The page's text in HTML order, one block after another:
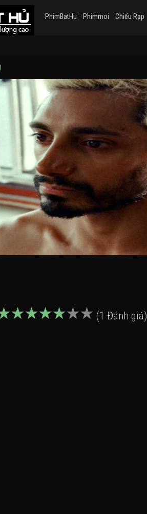
PhimBatHu Phimmoi Chiếu Rạp
(1 Đánh giá)